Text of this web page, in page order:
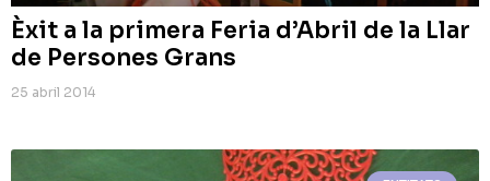
Èxit a la primera Feria d’Abril de la Llar
de Persones Grans
25 abril 2014